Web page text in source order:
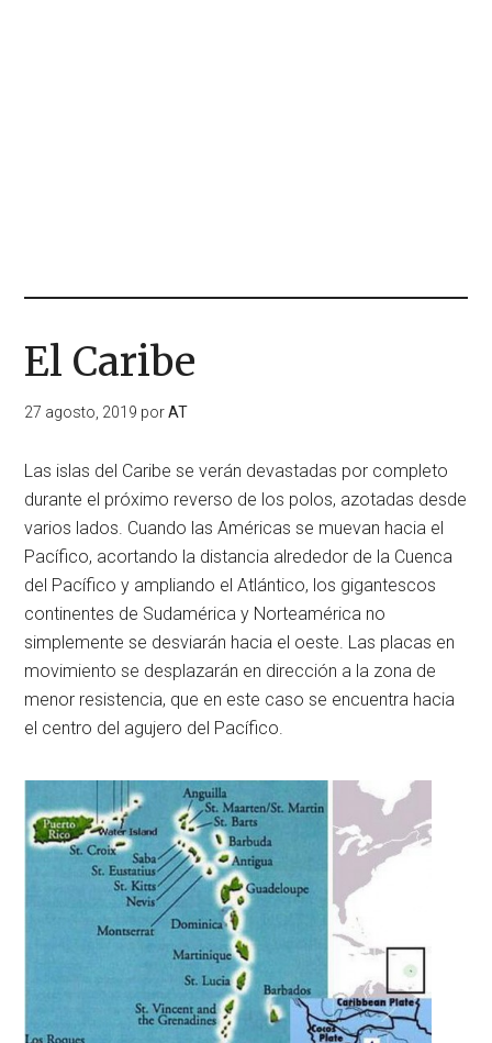
El Caribe
27 agosto, 2019 porAT
Las islas del Caribe se verán devastadas por completo
durante el próximo reverso de los polos, azotadas desde
varios lados. Cuando las Américas se muevan hacia el
Pacífico, acortando la distancia alrededor de la Cuenca
del Pacífico y ampliando el Atlántico, los gigantescos
continentes de Sudamérica y Norteamérica no
simplemente se desviarán hacia el oeste. Las placas en
movimiento se desplazarán en dirección a la zona de
menor resistencia, que en este caso se encuentra hacia
el centro del agujero del Pacífico.